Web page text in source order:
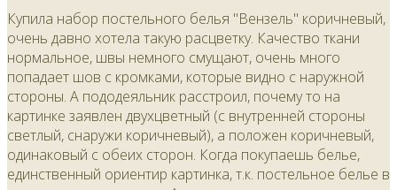
Купила набор постельного белья "Вензель" коричневый,
очень давно хотела такую расцветку. Качество ткани
нормальное, швы немного смущают, очень много
попадает шов с кромками, которые видно с наружной
стороны. А пододеяльник расстроил, почему то на
картинке заявлен двухцветный (с внутренней стороны
светлый, снаружи коричневый), а положен коричневый,
одинаковый с обеих сторон. Когда покупаешь белье,
единственный ориентир картинка, т.к. постельное белье в